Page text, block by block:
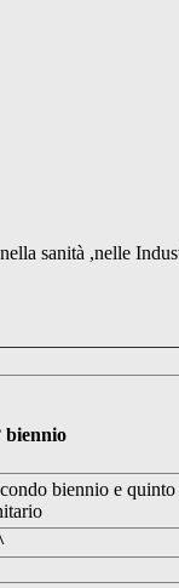
sanità ,nelle
biennio
biennio e